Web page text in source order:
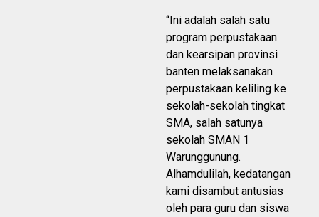
“Ini adalah salah satu
program perpustakaan
dan kearsipan provinsi
banten melaksanakan
perpustakaan keliling ke
sekolah-sekolah tingkat
SMA, salah satunya
sekolah SMAN 1
Warunggunung.
Alhamdulilah, kedatangan
kami disambut antusias
oleh para guru dan siswa